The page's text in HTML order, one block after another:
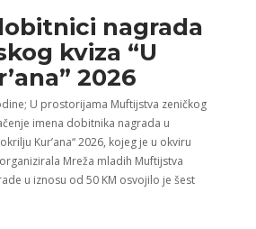
nagrada
kviza “U
2026
U prostorijama Muftijstva zeničkog
imena dobitnika nagrada u
Kur’ana“ 2026, kojeg je u okviru
Mreža mladih Muftijstva
u iznosu od 50 KM osvojilo je šest